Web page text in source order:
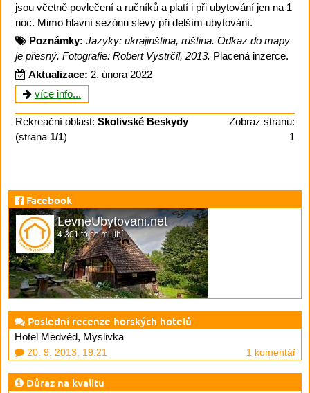
jsou včetně povlečení a ručníků a platí i při ubytování jen na 1
noc. Mimo hlavní sezónu slevy při delším ubytování.
Poznámky: Jazyky: ukrajinština, ruština. Odkaz do mapy
je přesný. Fotografie: Robert Vystrčil, 2013. Placená inzerce.
Aktualizace: 2. února 2022
více info...
Rekreační oblast: Skolivské Beskydy
(strana 1/1)
Zobraz stranu:
1
Facebook
LevneUbytovani.net
4 301 to se mi líbí
Poslední recenze horských hotelů
Hotel Medvěd, Myslivka
20. 9. 2013, 19.21 1 komentář
Důraz na kvalitu